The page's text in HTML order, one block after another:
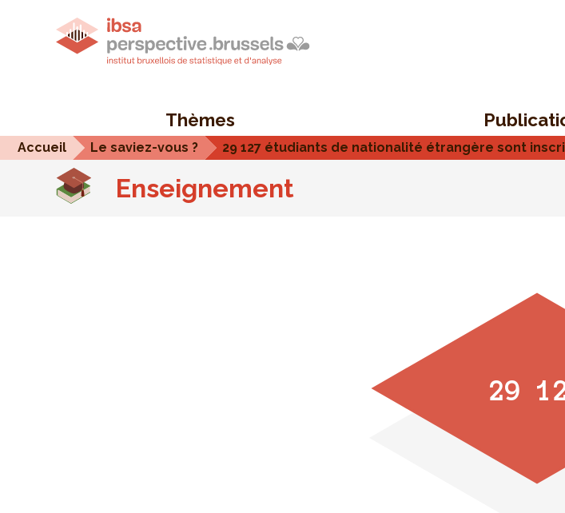
Thèmes
Accueil Le saviez-vous ? 29 127 étudiants de nationalité étrangère sont
Enseignement
29